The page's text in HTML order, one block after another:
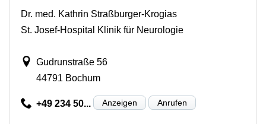
Dr. med. Kathrin Straßburger-Krogias
St. Josef-Hospital Klinik für Neurologie
Gudrunstraße 56
44791 Bochum
+49 234 50... Anzeigen Anrufen